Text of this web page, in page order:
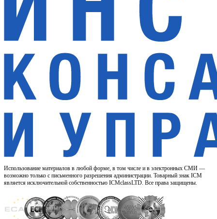
Использование материалов в любой форме, в том числе и в электронных СМИ —
возможно только с письменного разрешения администрации. Товарный знак ICM
является исключительной собственностью ICMclassLTD. Все права защищены.